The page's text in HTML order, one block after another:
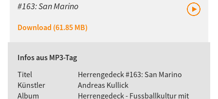
#163: San Marino
Download (61.85 MB)
Infos aus MP3-Tag
Titel
Herrengedeck #163: San Marino
Künstler
Andreas Kullick
Album
Herrengedeck - Fussballkultur mit